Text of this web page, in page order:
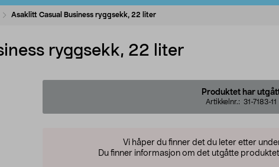
Asaklitt Casual Business ryggsekk, 22 liter
ryggsekk, 22 liter
Produktet har
Artikkelnr.: 31-7183-11
Vi håper du finner det du leter etter
Du finner informasjon om det utgåtte